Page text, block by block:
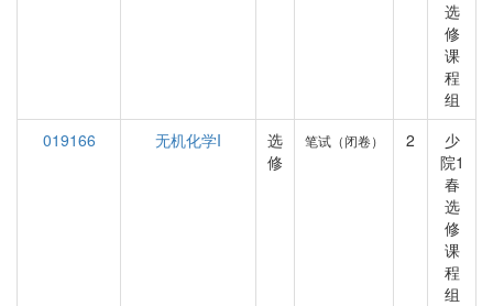
选
修
课
程
组
019166
无机化学I
选
修
笔试（闭卷） 2
少
院1
春
选
修
课
程
组